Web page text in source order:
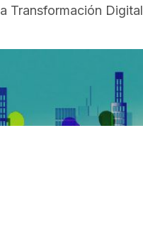
Transformación Digital